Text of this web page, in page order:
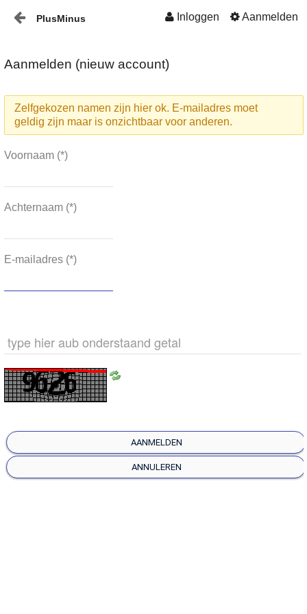
Inloggen Aanmelden
PlusMinus
Plusminus-in-verbinding1
Aanmelden (nieuw account)
Zelfgekozen namen zijn hier ok. E-mailadres moet
geldig zijn maar is onzichtbaar voor anderen.
Voornaam (*)
Achternaam (*)
E-mailadres (*)
AANMELDEN
ANNULEREN